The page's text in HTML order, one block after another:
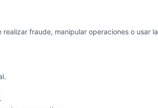
fraude, manipular operaciones o usar la